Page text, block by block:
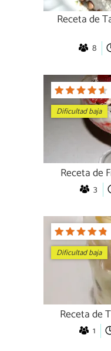
Receta de
8
Dificultad baja
Receta de
3
Dificultad baja
Receta de
1